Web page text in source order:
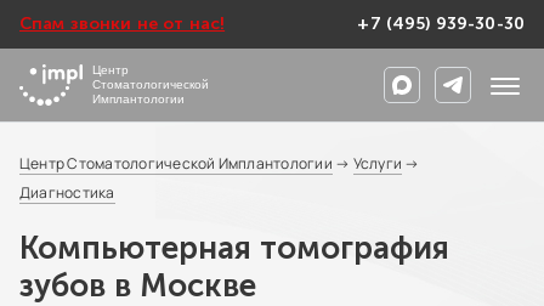
Спам звонки не от нас! +7 (495) 939-30-30
Центр
Стоматологической
Имплантологии
Центр Стоматологической Имплантологии → Услуги →
Диагностика
Компьютерная томография
зубов в Москве